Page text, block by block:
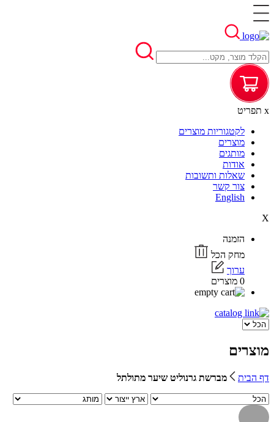
x תפריט
לקטגוריות מוצרים
מוצרים
מותגים
אודות
שאלות ותשובות
צור קשר
English
X
הזמנה
מחק הכל
ערוך
0 מוצרים
מוצרים
דף הבית מברשת גרנוליט שיער מתולתל